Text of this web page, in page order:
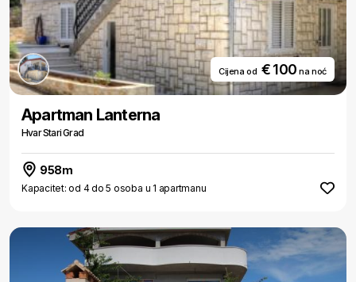
Cijena od € 100na noć
Apartman Lanterna
Hvar Stari Grad
958m
Kapacitet: od 4 do 5 osoba u 1 apartmanu